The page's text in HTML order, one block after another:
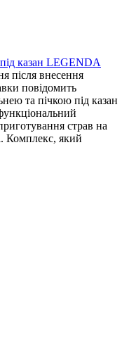
казан LEGENDA
після внесення
повідомить
та пічкою під казан
страв на
Комплекс, який